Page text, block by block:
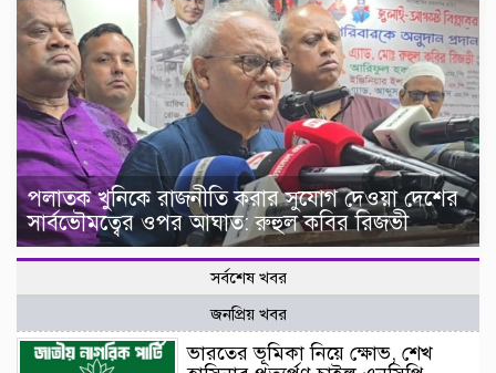
পলাতক খুনিকে রাজনীতি করার সুযোগ দেওয়া দেশের
সার্বভৌমত্বের ওপর আঘাত: রুহুল কবির রিজভী
সর্বশেষ খবর
জনপ্রিয় খবর
ভারতের ভূমিকা নিয়ে ক্ষোভ, শেখ